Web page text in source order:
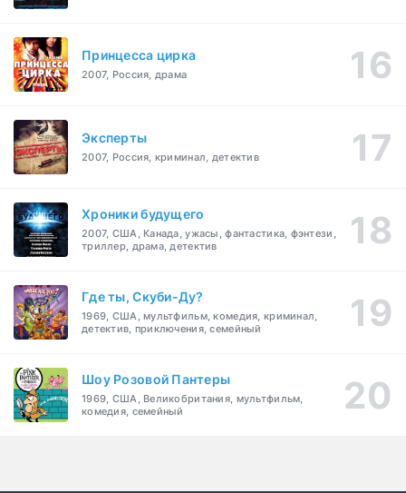
Принцесса цирка
2007, Россия, драма
Эксперты
2007, Россия, криминал, детектив
Хроники будущего
2007, США, Канада, ужасы, фантастика, фэнтези,
триллер, драма, детектив
Где ты, Скуби-Ду?
1969, США, мультфильм, комедия, криминал,
детектив, приключения, семейный
Шоу Розовой Пантеры
1969, США, Великобритания, мультфильм,
комедия, семейный